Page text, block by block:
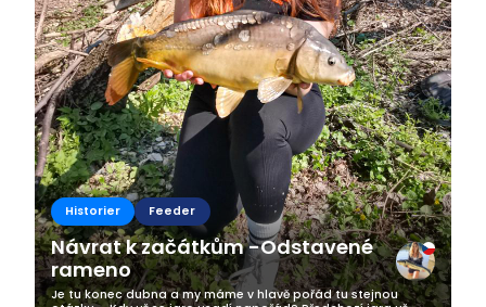
Historier Feeder
Návrat k začátkům -Odstavené
rameno
Je tu konec dubna a my máme v hlavě pořád tu stejnou